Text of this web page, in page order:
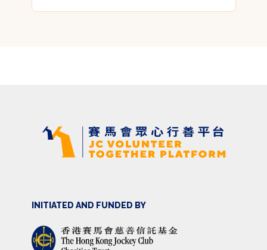
INITIATED AND FUNDED BY